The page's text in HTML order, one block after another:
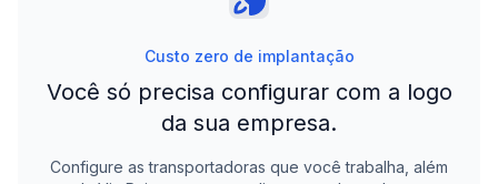
Custo zero de implantação
Você só precisa configurar com a logo
da sua empresa.
Configure as transportadoras que você trabalha, além